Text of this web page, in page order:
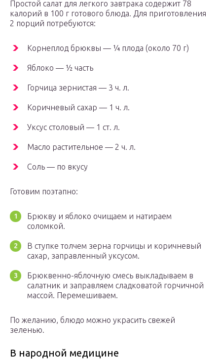
Простой салат для легкого завтрака содержит 78
калорий в 100 г готового блюда. Для приготовления
2 порций потребуются:
Корнеплод брюквы — ¼ плода (около 70 г)
Яблоко — ½ часть
Горчица зернистая — 3 ч. л.
Коричневый сахар — 1 ч. л.
Уксус столовый — 1 ст. л.
Масло растительное — 2 ч. л.
Соль — по вкусу
Готовим поэтапно:
Брюкву и яблоко очищаем и натираем
соломкой.
В ступке толчем зерна горчицы и коричневый
сахар, заправленный уксусом.
Брюквенно-яблочную смесь выкладываем в
салатник и заправляем сладковатой горчичной
массой. Перемешиваем.
По желанию, блюдо можно украсить свежей
зеленью.
В народной медицине